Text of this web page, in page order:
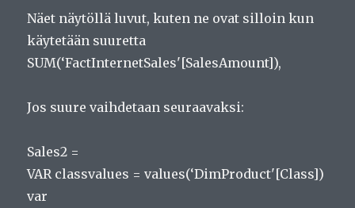
Näet näytöllä luvut, kuten ne ovat silloin kun
käytetään suuretta
SUM(‘FactInternetSales'[SalesAmount]),
Jos suure vaihdetaan seuraavaksi:
Sales2 =
VAR classvalues = values(‘DimProduct'[Class])
var